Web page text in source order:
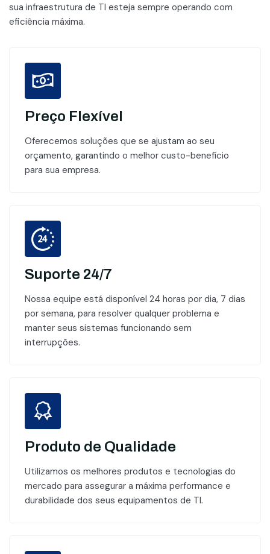
sua infraestrutura de TI esteja sempre operando com
eficiência máxima.
Preço Flexível
Oferecemos soluções que se ajustam ao seu
orçamento, garantindo o melhor custo-benefício
para sua empresa.
Suporte 24/7
Nossa equipe está disponível 24 horas por dia, 7 dias
por semana, para resolver qualquer problema e
manter seus sistemas funcionando sem
interrupções.
Produto de Qualidade
Utilizamos os melhores produtos e tecnologias do
mercado para assegurar a máxima performance e
durabilidade dos seus equipamentos de TI.